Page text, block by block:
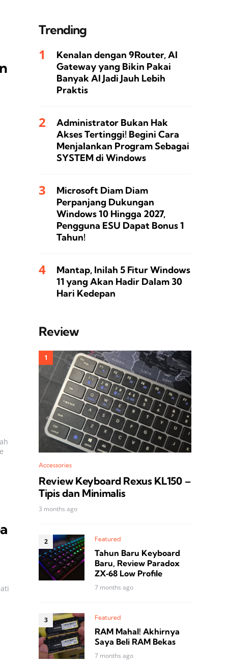
Trending
Kenalan dengan 9Router, AI
Gateway yang Bikin Pakai
Banyak AI Jadi Jauh Lebih
Praktis
Administrator Bukan Hak
Akses Tertinggi! Begini Cara
Menjalankan Program Sebagai
SYSTEM di Windows
Microsoft Diam Diam
Perpanjang Dukungan
Windows 10 Hingga 2027,
Pengguna ESU Dapat Bonus 1
Tahun!
Mantap, Inilah 5 Fitur Windows
11 yang Akan Hadir Dalam 30
Hari Kedepan
Review
Accessories
Review Keyboard Rexus KL150 –
Tipis dan Minimalis
3 months ago
Featured
Tahun Baru Keyboard
Baru, Review Paradox
ZX‑68 Low Profile
7 months ago
Featured
RAM Mahal! Akhirnya
Saya Beli RAM Bekas
7 months ago